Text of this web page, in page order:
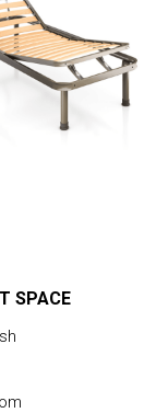
SPACE